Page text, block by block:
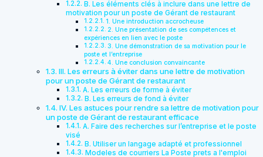
B. Les éléments clés à inclure dans une lettre de
motivation pour un poste de Gérant de restaurant
1. Une introduction accrocheuse
2. Une présentation de ses compétences et
expériences en lien avec le poste
3. Une démonstration de sa motivation pour le
poste et l’entreprise
4. Une conclusion convaincante
III. Les erreurs à éviter dans une lettre de motivation
pour un poste de Gérant de restaurant
A. Les erreurs de forme à éviter
B. Les erreurs de fond à éviter
IV. Les astuces pour rendre sa lettre de motivation pour
un poste de Gérant de restaurant efficace
A. Faire des recherches sur l’entreprise et le poste
visé
B. Utiliser un langage adapté et professionnel
Modeles de courriers La Poste prets a l'emploi